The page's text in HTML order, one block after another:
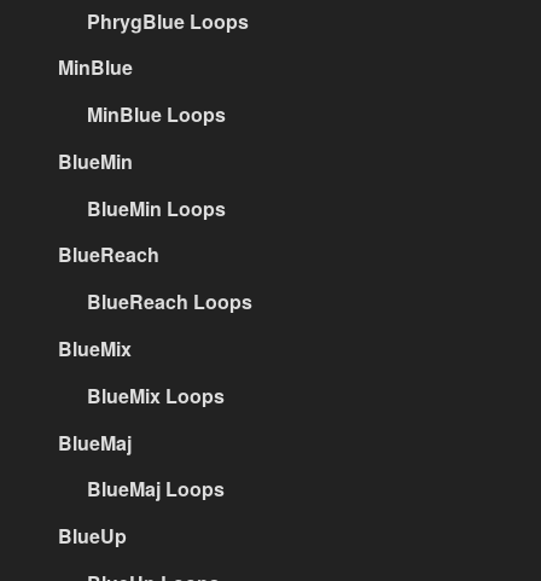
PhrygBlue Loops
MinBlue
MinBlue Loops
BlueMin
BlueMin Loops
BlueReach
BlueReach Loops
BlueMix
BlueMix Loops
BlueMaj
BlueMaj Loops
BlueUp